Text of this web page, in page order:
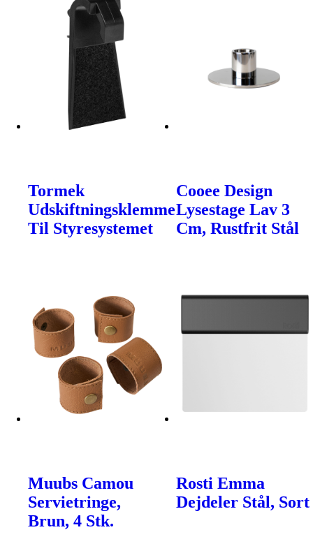
Tormek
Udskiftningsklemme
Til Styresystemet
Cooee Design
Lysestage Lav 3
Cm, Rustfrit Stål
Muubs Camou
Servietringe,
Brun, 4 Stk.
Rosti Emma
Dejdeler Stål, Sort